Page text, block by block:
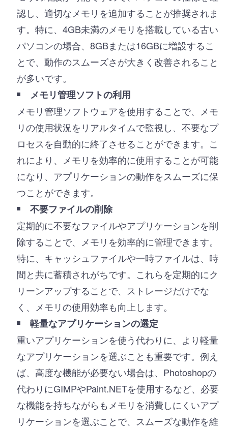
認し、適切なメモリを追加することが推奨されま
す。特に、4GB未満のメモリを搭載している古い
パソコンの場合、8GBまたは16GBに増設するこ
とで、動作のスムーズさが大きく改善されること
が多いです。
メモリ管理ソフトの利用
メモリ管理ソフトウェアを使用することで、メモ
リの使用状況をリアルタイムで監視し、不要なプ
ロセスを自動的に終了させることができます。こ
れにより、メモリを効率的に使用することが可能
になり、アプリケーションの動作をスムーズに保
つことができます。
不要ファイルの削除
定期的に不要なファイルやアプリケーションを削
除することで、メモリを効率的に管理できます。
特に、キャッシュファイルや一時ファイルは、時
間と共に蓄積されがちです。これらを定期的にク
リーンアップすることで、ストレージだけでな
く、メモリの使用効率も向上します。
軽量なアプリケーションの選定
重いアプリケーションを使う代わりに、より軽量
なアプリケーションを選ぶことも重要です。例え
ば、高度な機能が必要ない場合は、Photoshopの
代わりにGIMPやPaint.NETを使用するなど、必要
な機能を持ちながらもメモリを消費しにくいアプ
リケーションを選ぶことで、スムーズな動作を維